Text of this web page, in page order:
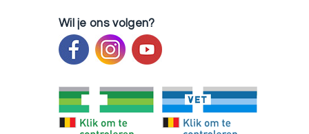
Wil je ons volgen?